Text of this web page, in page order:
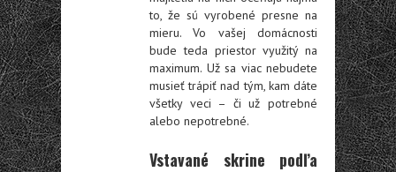
to, že sú vyrobené presne na
mieru. Vo vašej domácnosti
bude teda priestor využitý na
maximum. Už sa viac nebudete
musieť trápiť nad tým, kam dáte
všetky veci – či už potrebné
alebo nepotrebné.
Vstavané skrine podľa